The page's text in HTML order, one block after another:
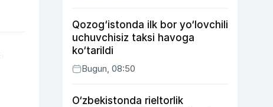
Qozog‘istonda ilk bor yo‘lovchili
uchuvchisiz taksi havoga
ko‘tarildi
Bugun, 08:50
O‘zbekistonda rieltorlik